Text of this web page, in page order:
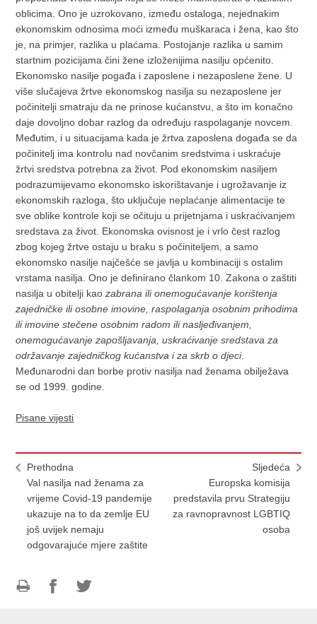
oblicima. Ono je uzrokovano, između ostaloga, nejednakim
ekonomskim odnosima moći između muškaraca i žena, kao što
je, na primjer, razlika u plaćama. Postojanje razlika u samim
startnim pozicijama čini žene izloženijima nasilju općenito.
Ekonomsko nasilje pogađa i zaposlene i nezaposlene žene. U
više slučajeva žrtve ekonomskog nasilja su nezaposlene jer
počinitelji smatraju da ne prinose kućanstvu, a što im konačno
daje dovoljno dobar razlog da određuju raspolaganje novcem.
Međutim, i u situacijama kada je žrtva zaposlena događa se da
počinitelj ima kontrolu nad novčanim sredstvima i uskraćuje
žrtvi sredstva potrebna za život. Pod ekonomskim nasiljem
podrazumijevamo ekonomsko iskorištavanje i ugrožavanje iz
ekonomskih razloga, što uključuje neplaćanje alimentacije te
sve oblike kontrole koji se očituju u prijetnjama i uskraćivanjem
sredstava za život. Ekonomska ovisnost je i vrlo čest razlog
zbog kojeg žrtve ostaju u braku s počiniteljem, a samo
ekonomsko nasilje najčešće se javlja u kombinaciji s ostalim
vrstama nasilja. Ono je definirano člankom 10. Zakona o zaštiti
nasilja u obitelji kao zabrana ili onemogućavanje korištenja
zajedničke ili osobne imovine, raspolaganja osobnim prihodima
ili imovine stečene osobnim radom ili nasljeđivanjem,
onemogućavanje zapošljavanja, uskraćivanje sredstava za
održavanje zajedničkog kućanstva i za skrb o djeci.
Međunarodni dan borbe protiv nasilja nad ženama obilježava
se od 1999. godine.
Pisane vijesti
Prethodna
Val nasilja nad ženama za
vrijeme Covid-19 pandemije
ukazuje na to da zemlje EU
još uvijek nemaju
odgovarajuće mjere zaštite
Sljedeća
Europska komisija
predstavila prvu Strategiju
za ravnopravnost LGBTIQ
osoba